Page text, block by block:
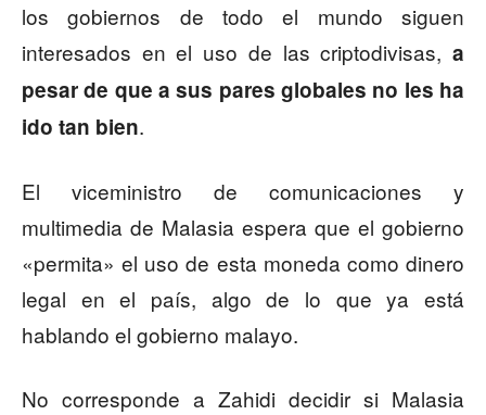
los gobiernos de todo el mundo siguen
interesados en el uso de las criptodivisas, a
pesar de que a sus pares globales no les ha
ido tan bien.
El viceministro de comunicaciones y
multimedia de Malasia espera que el gobierno
«permita» el uso de esta moneda como dinero
legal en el país, algo de lo que ya está
hablando el gobierno malayo.
No corresponde a Zahidi decidir si Malasia